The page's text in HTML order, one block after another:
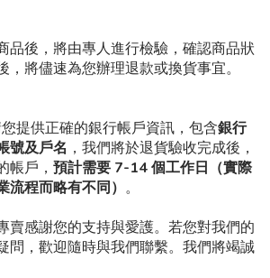
品後，將由專人進行檢驗，確認商品狀
，將儘速為您辦理退款或換貨事宜。
提供正確的銀行帳戶資訊，包含銀行
號及戶名 ，我們將於退貨驗收完成後，
帳戶， 預計需要 7-14個工作日（實際
程而略有不同） 。
賣感謝您的支持與愛護。若您對我們的
問，歡迎隨時與我們聯繫。我們將竭誠